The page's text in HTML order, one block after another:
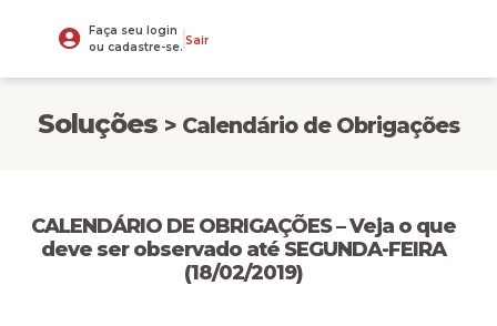
Faça seu login
ou cadastre-se. Sair
Soluções > Calendário de Obrigações
CALENDÁRIO DE OBRIGAÇÕES – Veja o que
deve ser observado até SEGUNDA-FEIRA
(18/02/2019)